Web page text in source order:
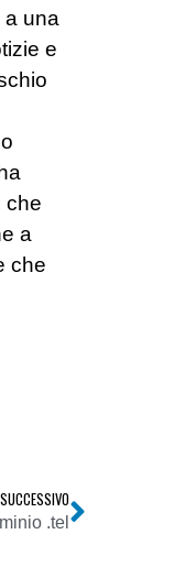
a una
e
che
a
che
SUCCESSIVO
.tel